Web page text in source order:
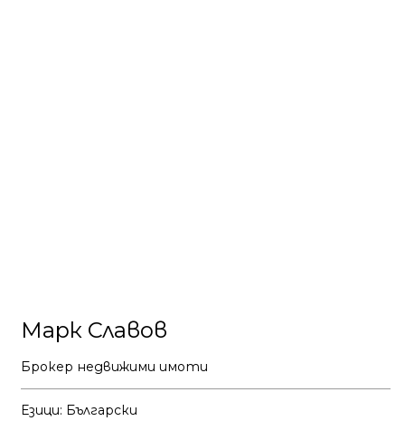
Марк Славов
Брокер недвижими имоти
Езици: Български